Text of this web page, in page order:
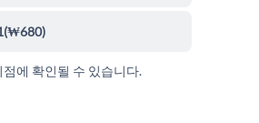
(₩680)
에 확인될 수 있습니다.